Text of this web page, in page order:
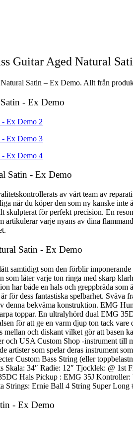
Guitar Aged Natural
Satin – Ex Demo. Allt från
- Ex Demo
Satin - Ex Demo
av vårt team av
när du köper den som ny kanske
för perfekt precision. En
varje nyans av dina
Satin - Ex Demo
samtidigt som den förblir
låter varje ton ringa med skarp
har både en hals och greppbräda
för dess fantastiska spelbarhet.
denna bekväma konstruktion. EMG
toppar. En ultralyhörd dual EMG
för att ge en varm djup ton tack
och diskant vilket gör att basen
och USA Custom Shop -instrument
artister som spelar deras instrument
Custom Bass String (eller
34″ Radie: 12″ Tjocklek: @
Hals Pickup : EMG 35J
Ernie Ball 4 String Super
- Ex Demo